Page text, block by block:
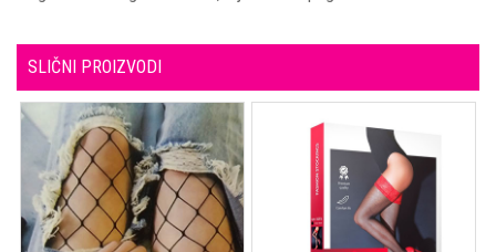
SLIČNI PROIZVODI